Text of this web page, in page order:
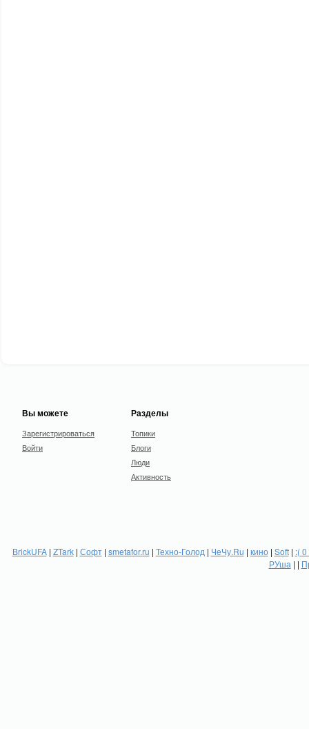
Вы можете
Зарегистрироваться
Войти
Разделы
Топики
Блоги
Люди
Активность
BrickUFA| ZTark| Софт| smetafor.ru | Техно-Голод | ЧеЧу.Ru | кино| Soft| :(
РУша | |